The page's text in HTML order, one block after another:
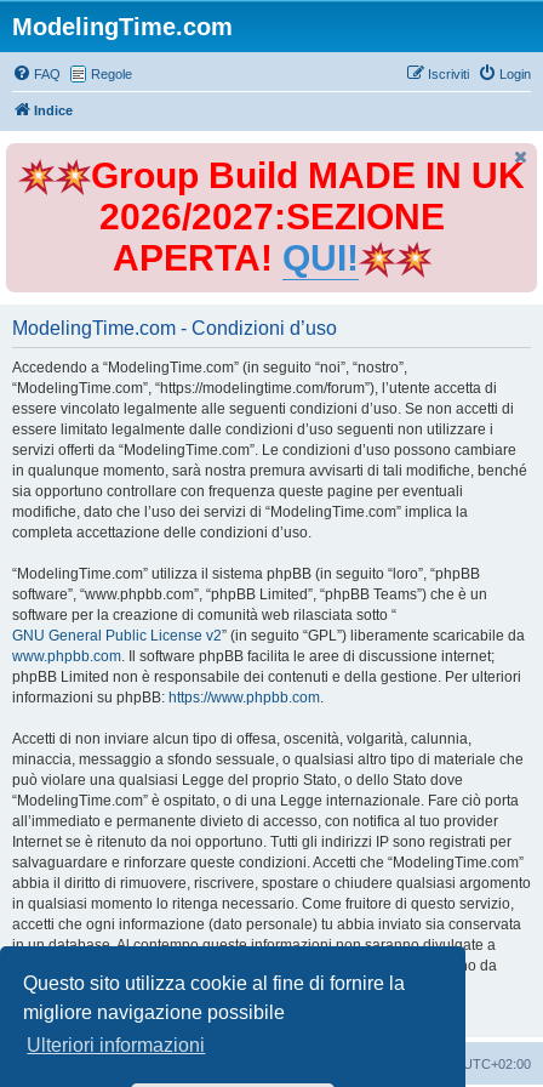
Questo sito utilizza cookie al fine di fornire la
migliore navigazione possibile
Ulteriori informazioni
ModelingTime.com
FAQ Regole Login
Iscriviti
Indice
Group Build MADE IN UK
2026/2027:SEZIONE
APERTA! QUI!
ModelingTime.com - Condizioni d’uso
Accedendo a “ModelingTime.com” (in seguito “noi”, “nostro”,
“ModelingTime.com”, “https://modelingtime.com/forum”), l’utente accetta di
essere vincolato legalmente alle seguenti condizioni d’uso. Se non accetti di
essere limitato legalmente dalle condizioni d’uso seguenti non utilizzare i
servizi offerti da “ModelingTime.com”. Le condizioni d’uso possono cambiare
in qualunque momento, sarà nostra premura avvisarti di tali modifiche, benché
sia opportuno controllare con frequenza queste pagine per eventuali
modifiche, dato che l’uso dei servizi di “ModelingTime.com” implica la
completa accettazione delle condizioni d’uso.
“ModelingTime.com” utilizza il sistema phpBB (in seguito “loro”, “phpBB
software”, “www.phpbb.com”, “phpBB Limited”, “phpBB Teams”) che è un
software per la creazione di comunità web rilasciata sotto “
GNU General Public License v2” (in seguito “GPL”) liberamente scaricabile da
www.phpbb.com. Il software phpBB facilita le aree di discussione internet;
phpBB Limited non è responsabile dei contenuti e della gestione. Per ulteriori
informazioni su phpBB: https://www.phpbb.com.
Accetti di non inviare alcun tipo di offesa, oscenità, volgarità, calunnia,
minaccia, messaggio a sfondo sessuale, o qualsiasi altro tipo di materiale che
può violare una qualsiasi Legge del proprio Stato, o dello Stato dove
“ModelingTime.com” è ospitato, o di una Legge internazionale. Fare ciò porta
all’immediato e permanente divieto di accesso, con notifica al tuo provider
Internet se è ritenuto da noi opportuno. Tutti gli indirizzi IP sono registrati per
salvaguardare e rinforzare queste condizioni. Accetti che “ModelingTime.com”
abbia il diritto di rimuovere, riscrivere, spostare o chiudere qualsiasi argomento
in qualsiasi momento lo ritenga necessario. Come fruitore di questo servizio,
accetti che ogni informazione (dato personale) tu abbia inviato sia conservata
in un database. Al contempo queste informazioni non saranno divulgate a
nessuno senza il tuo consenso, né “ModelingTime.com” o phpBB sono da
ritenersi responsabili per qualsiasi violazione al sistema che possa
compromettere queste informazioni.
UTC+02:00